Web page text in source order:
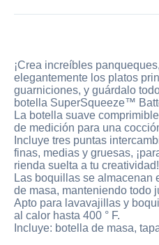
¡Crea increíbles
elegantemente los platos
guarniciones, y guárdalo
botella SuperSqueeze™
La botella suave
de medición para una
Incluye tres puntas
finas, medias y gruesas,
rienda suelta a tu creatividad!
Las boquillas se almacenan
de masa, manteniendo todo
Apto para lavavajillas y
al calor hasta 400 ° F.
Incluye: botella de masa,